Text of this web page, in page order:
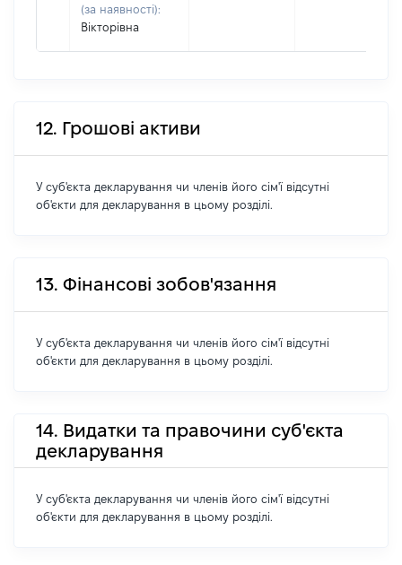
(за наявності):
Вікторівна
12. Грошові активи
У суб'єкта декларування чи членів його сім'ї відсутні
об'єкти для декларування в цьому розділі.
13. Фінансові зобов'язання
У суб'єкта декларування чи членів його сім'ї відсутні
об'єкти для декларування в цьому розділі.
14. Видатки та правочини суб'єкта
декларування
У суб'єкта декларування чи членів його сім'ї відсутні
об'єкти для декларування в цьому розділі.